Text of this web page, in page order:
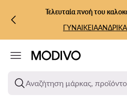
ΜΕΤΆΒΑΣΗ ΣΤΟ ΚΎΡΙΟ
ΜΕΤΆΒΑΣΗ ΣΤΗΝ ΑΝΑΖΉΤΗΣΗ
Τελευταία πνοή του
ΓΥΝΑΙΚΕΙΑΑΝΔΡΙΚΑ
Αναζήτηση μάρκας,